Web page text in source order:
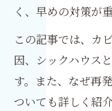
く、早めの対策が重
この記事では、カ
因、シックハウス
す。また、なぜ再
ついても詳しく紹介